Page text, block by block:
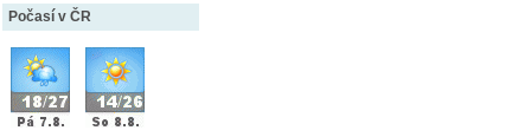
Počasí v ČR